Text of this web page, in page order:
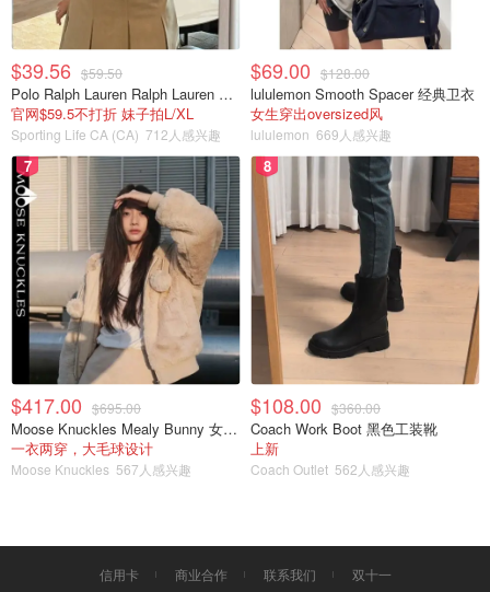
护肤上脸图
$39.56 $59.50
Polo Ralph Lauren Ralph Lauren Polo Bear 女童棉T恤 染色 1件
官网$59.5不打折 妹子拍L/XL
Sporting Life CA (CA) 712人感兴趣
$69.00 $128.00
lululemon Smooth Spacer 经典卫衣
女生穿出oversized风
lululemon 669人感兴趣
7
$417.00 $695.00
Moose Knuckles Mealy Bunny 女士双面穿连帽外套
一衣两穿，大毛球设计
Moose Knuckles 567人感兴趣
8
$108.00 $360.00
Coach Work Boot 黑色工装靴
上新
Coach Outlet 562人感兴趣
信用卡 商业合作 联系我们 双十一